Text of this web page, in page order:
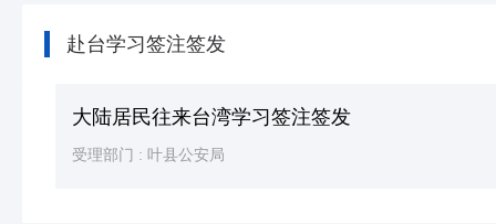
赴台学习签注签发
大陆居民往来台湾学习签注签发
受理部门 : 叶县公安局